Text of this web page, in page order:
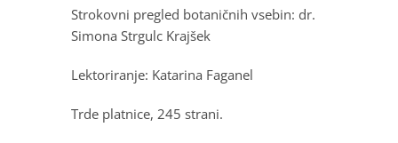
Strokovni pregled botaničnih vsebin: dr.
Simona Strgulc Krajšek
Lektoriranje: Katarina Faganel
Trde platnice, 245 strani.